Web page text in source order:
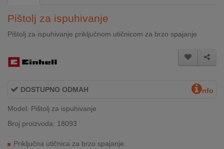
PC
Pištolj za ispuhivanje
Pištolj za ispuhivanje priključnom utičnicom za brzo spajanje
DOSTUPNO ODMAH nfo
Model: Pištolj za ispuhivanje
Broj proizvoda: 18093
Priključna utičnica za brzo spajanje.